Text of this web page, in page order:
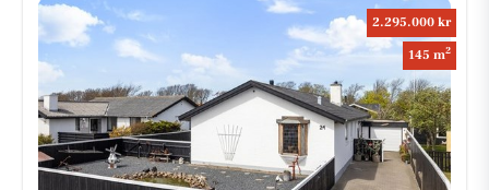
2.295.000 kr
145 m2